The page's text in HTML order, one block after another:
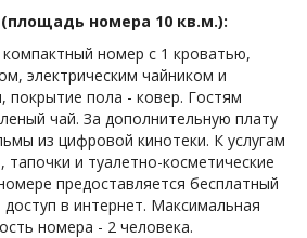
(площадь номера 10 кв.м.):
номер с 1 кроватью,
электрическим чайником и
покрытие пола - ковер. Гостям
чай. За дополнительную плату
из цифровой кинотеки. К услугам
тапочки и туалетно-косметические
предоставляется бесплатный
в интернет. Максимальная
номера - 2 человека.